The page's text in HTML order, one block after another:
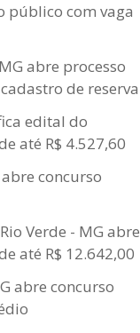
público com vaga
abre processo
de reserva
edital do
até R$ 4.527,60
concurso
Verde - MG abre
até R$ 12.642,00
abre concurso